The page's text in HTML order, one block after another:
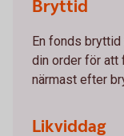
Bryttid
En fonds
din order för att
närmast efter
Likviddag